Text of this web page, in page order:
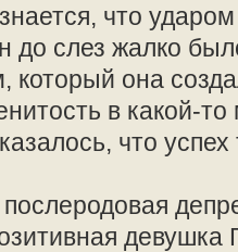
что
до слез жалко
она
в какой-
что
девушка